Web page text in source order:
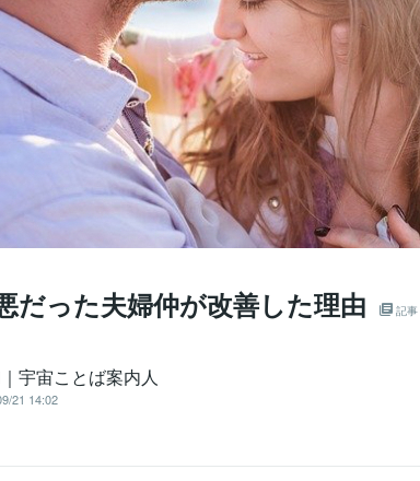
だった夫婦仲が改善した理由 記事
宇宙ことば案内人
21 14:02